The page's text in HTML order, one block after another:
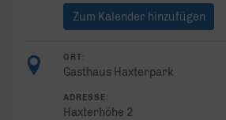
Zum Kalender hinzufügen
ORT:
Gasthaus Haxterpark
ADRESSE:
Haxterhöhe 2